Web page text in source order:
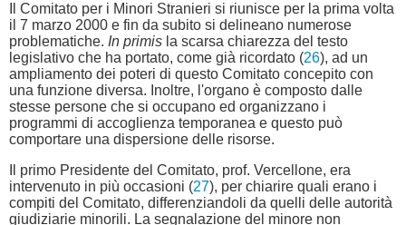
Il Comitato per i Minori Stranieri si riunisce per la prima volta
il 7 marzo 2000 e fin da subito si delineano numerose
problematiche. In primis la scarsa chiarezza del testo
legislativo che ha portato, come già ricordato (26), ad un
ampliamento dei poteri di questo Comitato concepito con
una funzione diversa. Inoltre, l'organo è composto dalle
stesse persone che si occupano ed organizzano i
programmi di accoglienza temporanea e questo può
comportare una dispersione delle risorse.
Il primo Presidente del Comitato, prof. Vercellone, era
intervenuto in più occasioni (27), per chiarire quali erano i
compiti del Comitato, differenziandoli da quelli delle autorità
giudiziarie minorili. La segnalazione del minore non